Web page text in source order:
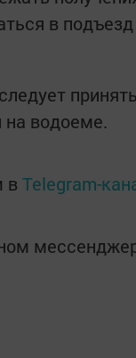
в
на водоеме.
в Telegram-